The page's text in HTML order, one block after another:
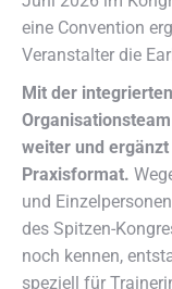
eine Convention
Veranstalter die
Mit der
weiter und
Praxisformat.
und
des Spitzen-
noch kennen,
speziell für